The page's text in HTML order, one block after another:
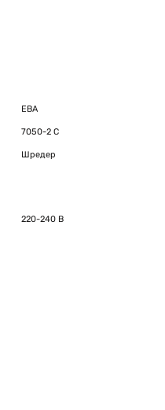
EBA
7050-2 C
Шредер
220-240 В